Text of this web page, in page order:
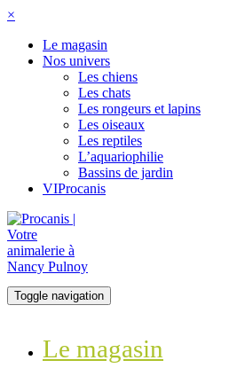
×
Le magasin
Nos univers
Les chiens
Les chats
Les rongeurs et lapins
Les oiseaux
Les reptiles
L’aquariophilie
Bassins de jardin
VIProcanis
Toggle navigation
Le magasin